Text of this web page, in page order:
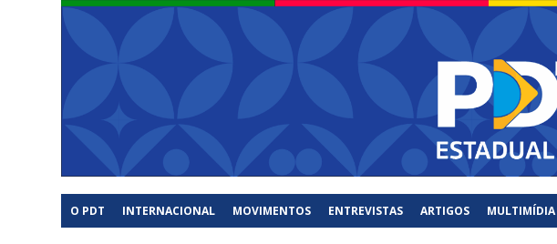
O PDT INTERNACIONAL MOVIMENTOS ENTREVISTAS ARTIGOS MULTIMÍDIA